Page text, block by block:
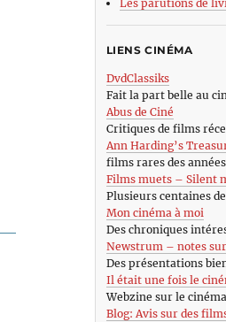
Les parutions de
LIENS CINÉMA
DvdClassiks
Fait la part belle au
Abus de Ciné
Critiques de films
Ann Harding’s
films rares des
Films muets – Silent
Plusieurs centaines
Mon cinéma à moi
Des chroniques
Newstrum – notes
Des présentations
Il était une fois le
Webzine sur le cinéma
Blog: Avis sur des